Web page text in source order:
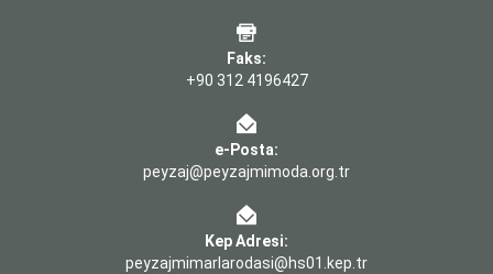
Faks:
+90 312 4196427
e-Posta:
peyzaj@peyzajmimoda.org.tr
Kep Adresi:
peyzajmimarlarodasi@hs01.kep.tr